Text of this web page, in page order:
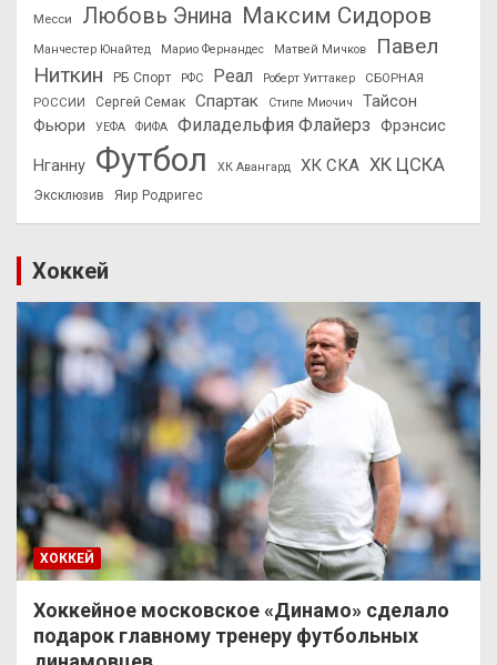
Месси
Любовь Энина Максим Сидоров
Манчестер Юнайтед Марио Фернандес Матвей Мичков
Павел
Ниткин
РБ Спорт РФС Реал Роберт Уиттакер
СБОРНАЯ
РОССИИ
Сергей Семак Спартак Стипе Миочич
Тайсон
Фьюри
УЕФА ФИФА Филадельфия Флайерз Фрэнсис
Нганну Футбол ХК Авангард ХК СКА ХК ЦСКА
Эксклюзив Яир Родригес
Хоккей
ХОККЕЙ
Хоккейное московское «Динамо» сделало
подарок главному тренеру футбольных